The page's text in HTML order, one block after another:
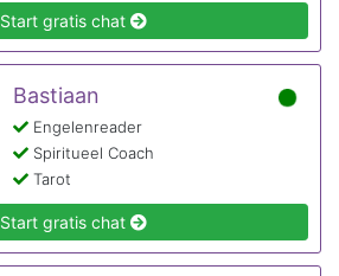
Start gratis chat
Bastiaan
Engelenreader
Spiritueel Coach
Tarot
Start gratis chat